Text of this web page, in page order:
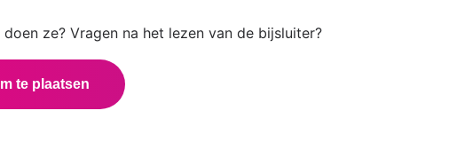
ze? Vragen na het lezen van de bijsluiter?
te plaatsen